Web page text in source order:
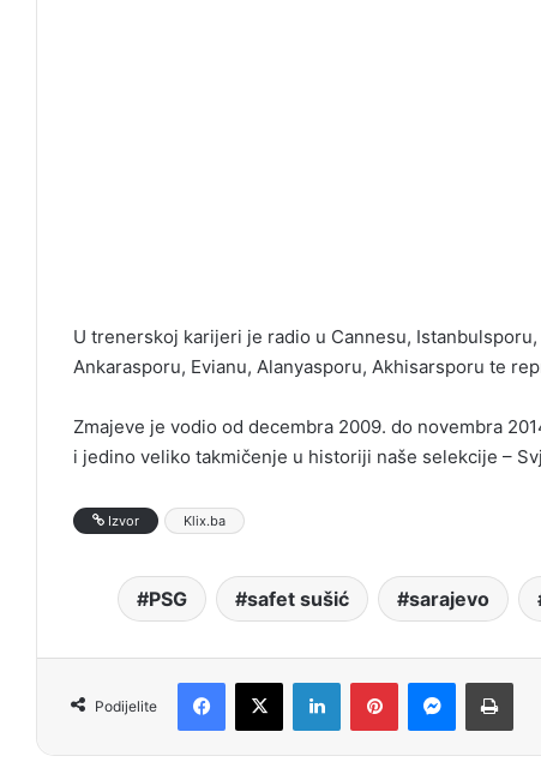
U trenerskoj karijeri je radio u Cannesu,
Ankarasporu, Evianu, Alanyasporu, Akhisarsporu te
Zmajeve je vodio od decembra 2009. do novembra
i jedino veliko takmičenje u historiji naše selekcije –
Izvor Klix.ba
PSG safet sušić sarajevo
Podijelite